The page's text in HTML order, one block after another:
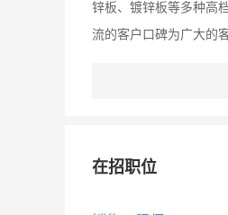
锌板、镀锌板等多种高
流的客户口碑为广大的
在招职位